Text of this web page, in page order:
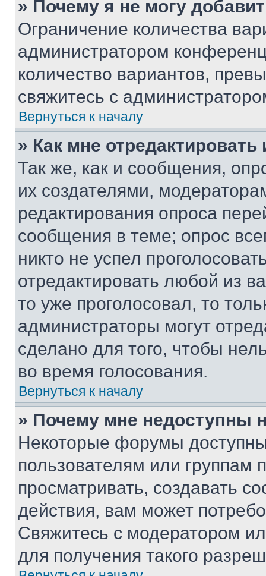
» Почему я не могу
Ограничение количества
администратором
количество вариантов,
свяжитесь с
Вернуться к началу
» Как мне
Так же, как и сообщения,
их создателями,
редактирования опроса
сообщения в теме; опрос
никто не успел
отредактировать любой из
то уже проголосовал, то
администраторы могут
сделано для того, чтобы
во время голосования.
Вернуться к началу
» Почему мне недоступны
Некоторые форумы
пользователям или группам
просматривать, создавать
действия, вам может
Свяжитесь с модератором
для получения такого